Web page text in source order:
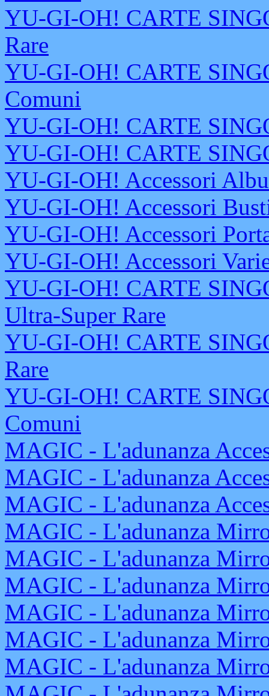
YU-GI-OH! CARTE
Rare
YU-GI-OH! CARTE
Comuni
YU-GI-OH! CARTE
YU-GI-OH! CARTE
YU-GI-OH! Accessori
YU-GI-OH! Accessori
YU-GI-OH! Accessori
YU-GI-OH! Accessori
YU-GI-OH! CARTE
Ultra-Super Rare
YU-GI-OH! CARTE
Rare
YU-GI-OH! CARTE
Comuni
MAGIC - L'adunanza
MAGIC - L'adunanza
MAGIC - L'adunanza
MAGIC - L'adunanza
MAGIC - L'adunanza
MAGIC - L'adunanza
MAGIC - L'adunanza
MAGIC - L'adunanza
MAGIC - L'adunanza